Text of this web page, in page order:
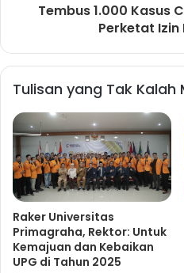
Tembus 1.000 Kasus
Perketat Izin
Tulisan yang Tak Kalah
Raker Universitas
Primagraha, Rektor: Untuk
Kemajuan dan Kebaikan
UPG di Tahun 2025